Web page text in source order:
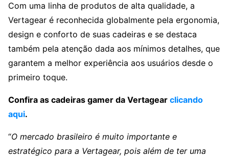
Com uma linha de produtos de alta qualidade, a
Vertagear é reconhecida globalmente pela ergonomia,
design e conforto de suas cadeiras e se destaca
também pela atenção dada aos mínimos detalhes, que
garantem a melhor experiência aos usuários desde o
primeiro toque.
Confira as cadeiras gamer da Vertagear clicando
aqui.
“O mercado brasileiro é muito importante e
estratégico para a Vertagear, pois além de ter uma